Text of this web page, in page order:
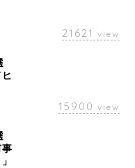
21621 view
15900 view
事